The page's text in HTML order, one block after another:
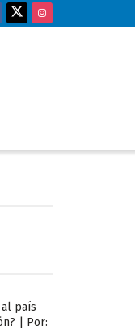
país
| Por: